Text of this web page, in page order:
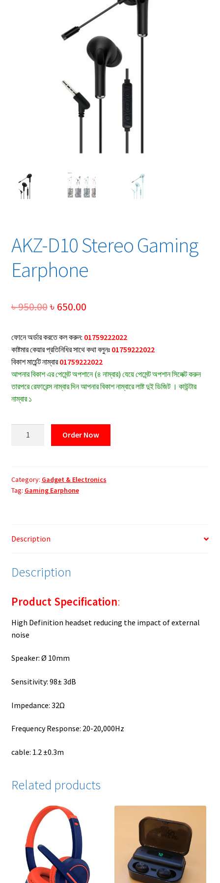
AKZ-D10 Stereo Gaming
Earphone
৳950.00Original
was:
৳ 950.00.
৳ 650.00Current
is:
৳ 650.00.
ফোনে অর্ডার করতে কল করুন: 01759222022
কাষ্টমার কেয়ার প্রতিনিধির সাথে কথা বলুনঃ 01759222022
বিকাশ মার্চেন্ট নাম্বার01759222022
আপনার বিকাশ এর পেমেন্ট অপশানে (৪ নাম্বার) যেয়ে পেমেন্ট অপশান সিলেক্ট করুন
তারপরে রেফারেন্স নাম্বার দিন আপনার বিকাশ নাম্বারে লাষ্ট দুই ডিজিট । কাউন্টার
নাম্বার ১
Earphone
quantity
Order Now
Category: Gadget & Electronics
Tag: Gaming Earphone
Description
Description
Product Specification:
High Definition headset reducing the impact of external
noise
Speaker: Ø 10mm
Sensitivity: 98± 3dB
Impedance: 32Ω
Frequency Response: 20-20,000Hz
cable: 1.2 ±0.3m
Related products